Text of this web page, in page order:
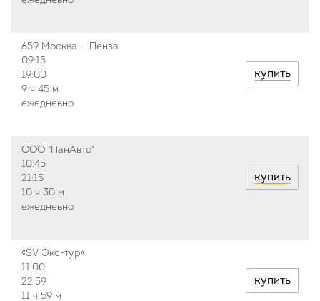
659 Москва — Пенза
09:15
19:00
9 ч 45 м
ежедневно
купить
ООО "ПанАвто"
10:45
21:15
10 ч 30 м
ежедневно
купить
«SV Экс-тур»
11:00
22:59
11 ч 59 м
купить